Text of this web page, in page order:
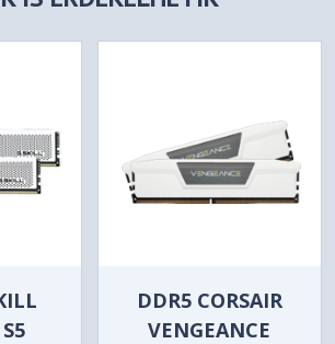
DDR5 CORSAIR
VENGEANCE